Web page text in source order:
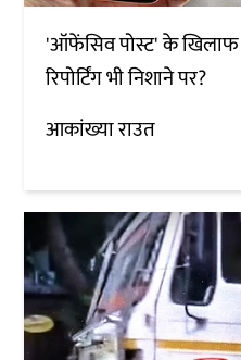
'ऑफेंसिव पोस्ट' के खिलाफ
रिपोर्टिंग भी निशाने पर?
आकांख्या राउत